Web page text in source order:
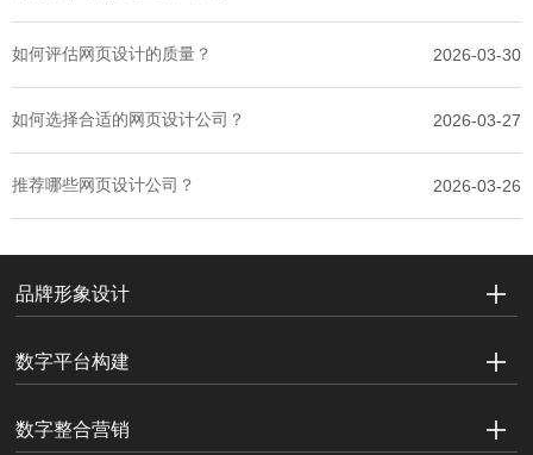
如何评估网页设计的质量？ 2026-03-30
如何选择合适的网页设计公司？ 2026-03-27
推荐哪些网页设计公司？ 2026-03-26
品牌形象设计
数字平台构建
数字整合营销